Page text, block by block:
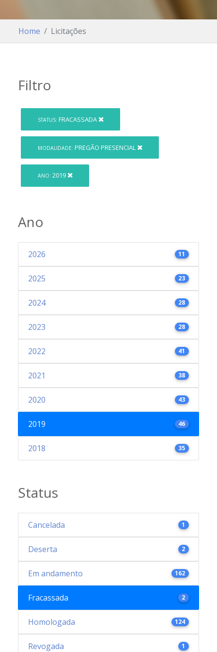
Home Licitações
Filtro
STATUS: FRACASSADA
MODALIDADE: PREGÃO PRESENCIAL
ANO: 2019
Ano
2026 11
2025 23
2024 28
2023 28
2022 41
2021 38
2020 43
2019 46
2018 35
Status
Cancelada 1
Deserta 2
Em andamento 162
Fracassada 2
Homologada 124
Revogada 1